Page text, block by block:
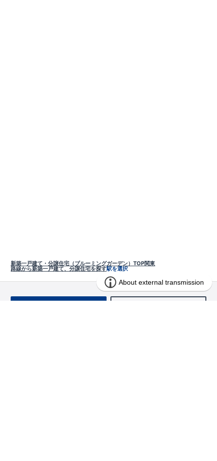
新築一戸建て・分譲住宅（ブルーミングガーデン）TOP関東
路線から新築一戸建て、分譲住宅を探す駅を選択